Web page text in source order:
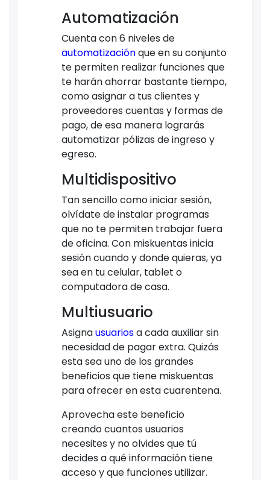
Automatización
Cuenta con 6 niveles de
automatizaciónque en su conjunto
te permiten realizar funciones que
te harán ahorrar bastante tiempo,
como asignar a tus clientes y
proveedores cuentas y formas de
pago, de esa manera lograrás
automatizar pólizas de ingreso y
egreso.
Multidispositivo
Tan sencillo como iniciar sesión,
olvídate de instalar programas
que no te permiten trabajar fuera
de oficina. Con miskuentas inicia
sesión cuando y donde quieras, ya
sea en tu celular, tablet o
computadora de casa.
Multiusuario
Asignausuariosa cada auxiliar sin
necesidad de pagar extra. Quizás
esta sea uno de los grandes
beneficios que tiene miskuentas
para ofrecer en esta cuarentena.
Aprovecha este beneficio
creando cuantos usuarios
necesites y no olvides que tú
decides a qué información tiene
acceso y que funciones utilizar.